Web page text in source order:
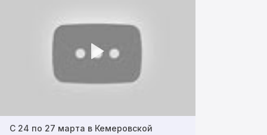
С 24 по 27 марта в Кемеровской